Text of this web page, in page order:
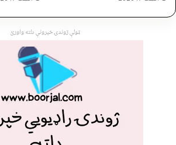
ټولې ژوندۍ خپرونې دلته واورئ